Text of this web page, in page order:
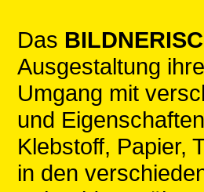
Das
Ausgestaltung
Umgang mit
und
Klebstoff, Papier,
in den